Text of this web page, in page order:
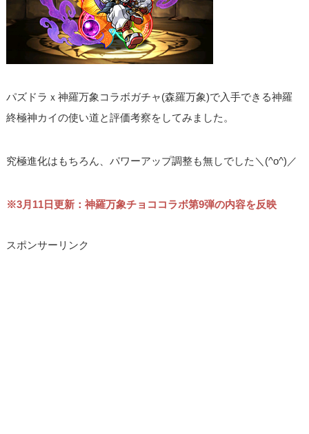
パズドラｘ神羅万象コラボガチャ(森羅万象)で入手できる神羅
終極神カイの使い道と評価考察をしてみました。
究極進化はもちろん、パワーアップ調整も無しでした＼(^o^)／
※3月11日更新：神羅万象チョココラボ第9弾の内容を反映
スポンサーリンク